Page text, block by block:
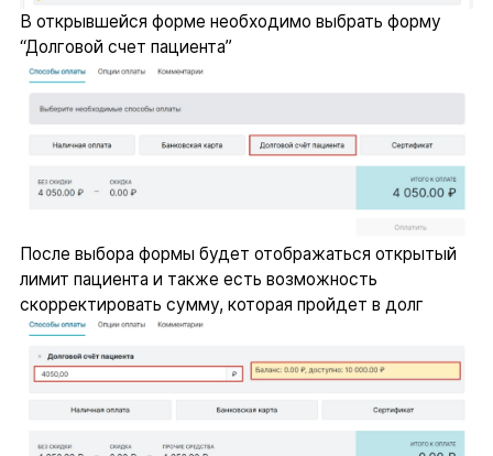
В открывшейся форме необходимо выбрать форму
“Долговой счет пациента”
После выбора формы будет отображаться открытый
лимит пациента и также есть возможность
скорректировать сумму, которая пройдет в долг